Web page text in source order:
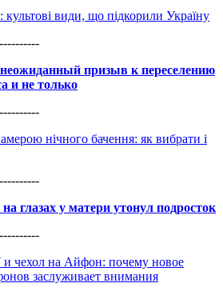
культові види, що підкорили Україну
призыв к переселению
и не только
нічного бачення: як вибрати і
глазах у матери утонул подросток
чехол на Айфон: почему новое
заслуживает внимания